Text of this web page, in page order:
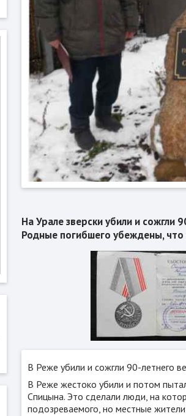
На Урале зверски убили и сожгли
Родные погибшего убеждены,
В Реже убили и сожгли 90-летнего
В Реже жестоко убили и потом
Спицына. Это сделали люди, на
подозреваемого, но местные